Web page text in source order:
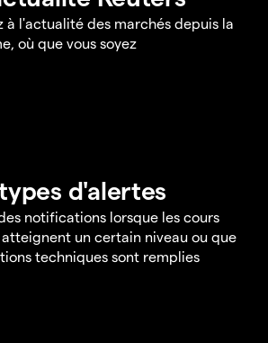
à l'actualité des marchés depuis la
où que vous soyez
d'alertes
notifications lorsque les cours
un certain niveau ou que
techniques sont remplies